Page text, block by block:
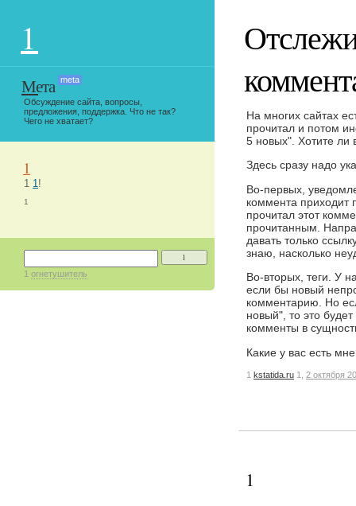
1
Мета meta
Обсуждение сайта, вопросы,
предложения, поддержка. Что не так?
Чего не хватает?
1
1 1!
1
1
1 огнетушитель
На многих сайтах
прочитал и потом
5 новых". Хотите ли
Здесь сразу надо
Во-первых,
коммента приходит
прочитал этот
прочитанным.
давать только
знаю, насколько
Во-вторых, теги. У
если бы новый
комментарию. Но
новый", то это
комменты в
Какие у вас есть
1 kstatida.ru 1, 2 октября
1